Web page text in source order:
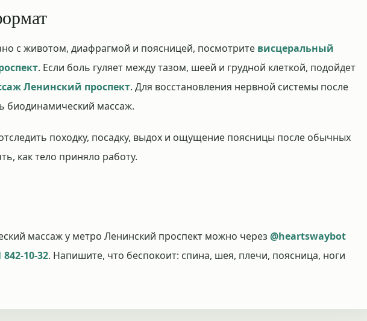
с животом, диафрагмой и поясницей, посмотрите висцеральный
. Если боль гуляет между тазом, шеей и грудной клеткой, подойдет
Ленинский проспект. Для восстановления нервной системы после
биодинамический массаж.
походку, посадку, выдох и ощущение поясницы после обычных
как тело приняло работу.
массаж у метро Ленинский проспект можно через @heartswaybot
842-10-32. Напишите, что беспокоит: спина, шея, плечи, поясница, ноги